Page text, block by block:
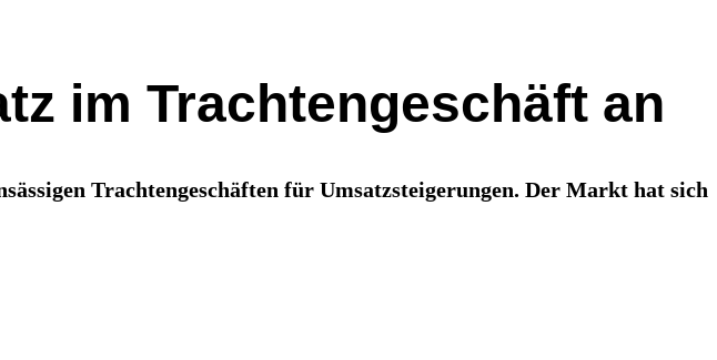
im Trachtengeschäft an
Trachtengeschäften für Umsatzsteigerungen. Der Markt hat sich